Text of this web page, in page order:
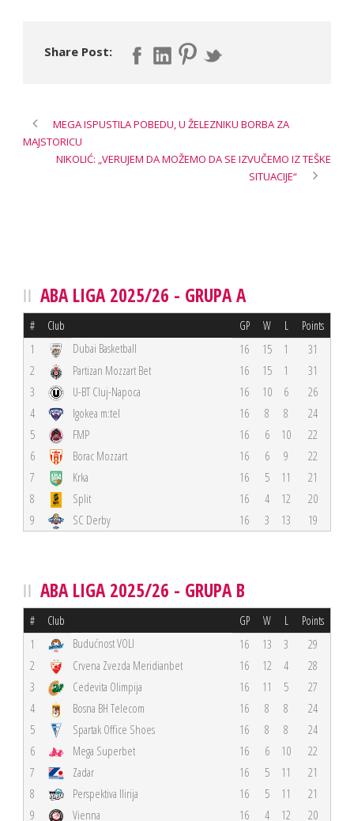
Share Post:
MEGA ISPUSTILA POBEDU, U ŽELEZNIKU BORBA ZA
MAJSTORICU
NIKOLIĆ: „VERUJEM DA MOŽEMO DA SE IZVUČEMO IZ TEŠKE
SITUACIJE“
ABA LIGA 2025/26 - GRUPA A
# Club GP W L Points
1 Dubai Basketball 16 15 1
31
2
Partizan Mozzart Bet 16 15 1
31
3
U-BT Cluj-Napoca 16 10 6
26
4
Igokea m:tel 16 8 8
24
5
FMP 16 6 10
22
6
Borac Mozzart 16 6 9
22
7
Krka 16 5 11
21
8
Split 16 4 12
20
9
SC Derby 16 3 13 19
ABA LIGA 2025/26 - GRUPA B
# Club GP W L Points
1 Budućnost VOLI 16 13 3
29
2
Crvena Zvezda Meridianbet 16 12 4
28
3
Cedevita Olimpija 16 11 5
27
4
Bosna BH Telecom 16 8 8
24
5
Spartak Office Shoes 16 8 8
24
6
Mega Superbet 16 6 10
22
7
Zadar 16 5 11
21
8
Perspektiva Ilirija 16 5 11
21
9
Vienna 16 4 12 20